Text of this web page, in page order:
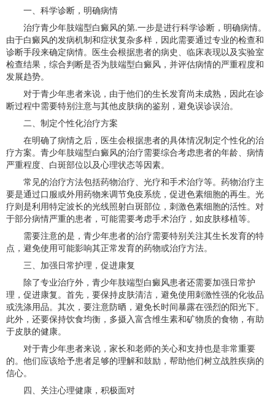
一、科学诊断，明确病情
治疗青少年肢端型白癜风的第.一步是进行科学诊断，明确病情。
由于白癜风的发病机制和症状复杂多样，因此需要通过专业的检查和
诊断手段来确定病情。医生会根据患者的病史、临床表现以及实验室
检查结果，综合判断是否为肢端型白癜风，并评估病情的严重程度和
发展趋势。
对于青少年患者来说，由于他们的生长发育尚未成熟，因此在诊
断过程中需要特别注意与其他皮肤病的鉴别，避免误诊误治。
二、制定个性化治疗方案
在明确了病情之后，医生会根据患者的具体情况制定个性化的治
疗方案。青少年肢端型白癜风的治疗需要综合考虑患者的年龄、病情
严重程度、白斑部位以及心理状态等因素。
常见的治疗方法包括药物治疗、光疗和手术治疗等。药物治疗主
要是通过口服或外用药物来调节免疫系统，促进色素细胞的再生。光
疗则是利用特定波长的光线照射白斑部位，刺激色素细胞的活性。对
于部分病情严重的患者，可能需要考虑手术治疗，如皮肤移植等。
需要注意的是，青少年患者的治疗需要特别关注其生长发育的特
点，避免使用可能影响其正常发育的药物或治疗方法。
三、加强日常护理，促进康复
除了专业治疗外，青少年肢端型白癜风患者还需要加强日常护
理，促进康复。首先，要保持皮肤清洁，避免使用刺激性强的化妆品
或洗涤用品。其次，要注意防晒，避免长时间暴露在强烈的阳光下。
此外，还要保持饮食均衡，多摄入富含维生素和矿物质的食物，有助
于皮肤的健康。
对于青少年患者来说，家长和老师的关心和支持也是非常重要
的。他们应该给予患者足够的理解和鼓励，帮助他们树立战胜疾病的
信心。
四、关注心理健康，积极面对